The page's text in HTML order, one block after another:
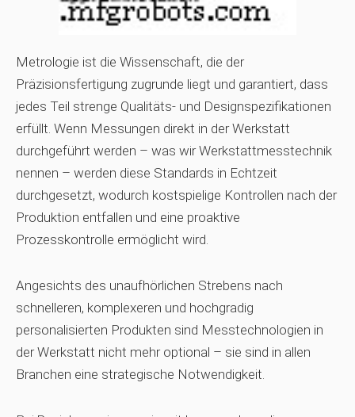
Metrologie ist die Wissenschaft, die der
Präzisionsfertigung zugrunde liegt und garantiert, dass
jedes Teil strenge Qualitäts- und Designspezifikationen
erfüllt. Wenn Messungen direkt in der Werkstatt
durchgeführt werden – was wir Werkstattmesstechnik
nennen – werden diese Standards in Echtzeit
durchgesetzt, wodurch kostspielige Kontrollen nach der
Produktion entfallen und eine proaktive
Prozesskontrolle ermöglicht wird.
Angesichts des unaufhörlichen Strebens nach
schnelleren, komplexeren und hochgradig
personalisierten Produkten sind Messtechnologien in
der Werkstatt nicht mehr optional – sie sind in allen
Branchen eine strategische Notwendigkeit.